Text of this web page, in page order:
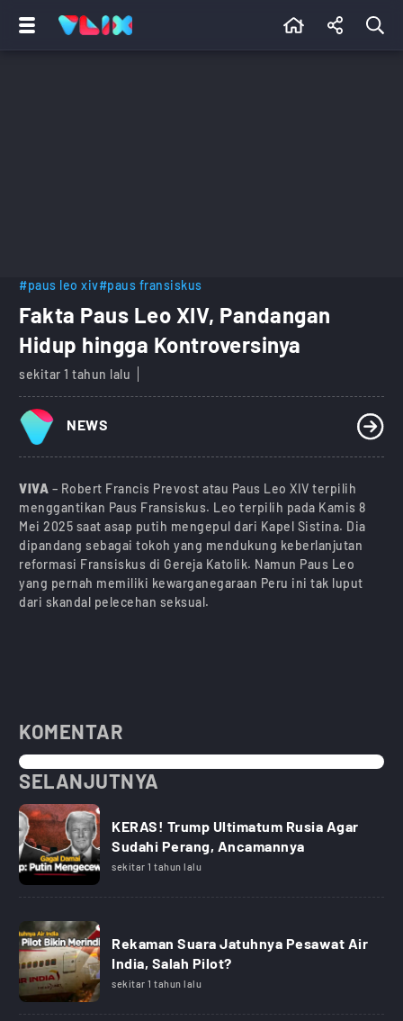
#paus leo xiv#paus fransiskus
Fakta Paus Leo XIV, Pandangan
Hidup hingga Kontroversinya
sekitar 1 tahun lalu
NEWS
VIVA – Robert Francis Prevost atau Paus Leo XIV terpilih
menggantikan Paus Fransiskus. Leo terpilih pada Kamis 8
Mei 2025 saat asap putih mengepul dari Kapel Sistina. Dia
dipandang sebagai tokoh yang mendukung keberlanjutan
reformasi Fransiskus di Gereja Katolik. Namun Paus Leo
yang pernah memiliki kewarganegaraan Peru ini tak luput
dari skandal pelecehan seksual.
KOMENTAR
SELANJUTNYA
KERAS! Trump Ultimatum Rusia Agar
Sudahi Perang, Ancamannya
sekitar 1 tahun lalu
Rekaman Suara Jatuhnya Pesawat Air
India, Salah Pilot?
sekitar 1 tahun lalu